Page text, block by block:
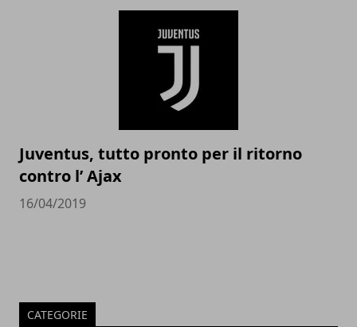
Juventus, tutto pronto per il ritorno
contro l’ Ajax
16/04/2019
CATEGORIE